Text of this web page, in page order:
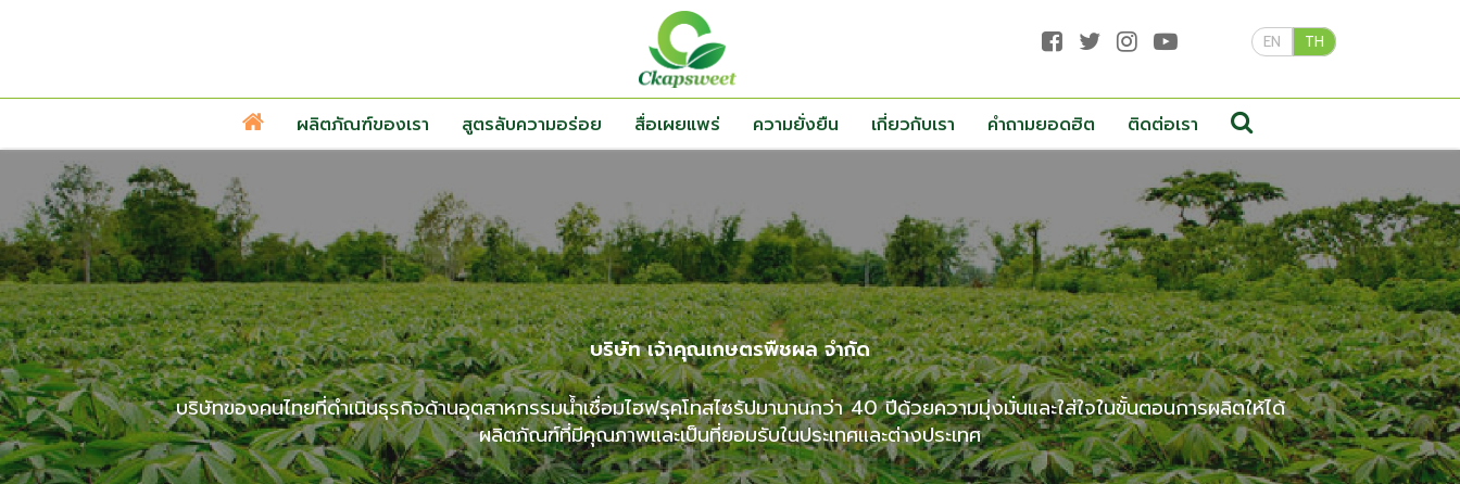
EN TH
ผลิตภัณฑ์ของเรา สูตรลับความอร่อย สื่อเผยแพร่ ความยั่งยืน เกี่ยวกับเรา คำถามยอดฮิต ติดต่อเรา
บริษัท เจ้าคุณเกษตรพืชผล จำกัด
บริษัทของคนไทยที่ดำเนินธุรกิจด้านอุตสาหกรรมน้ำเชื่อมไฮฟรุคโทสไซรัปมานานกว่า 40 ปีด้วยความมุ่งมั่นและใส่ใจในขั้นตอนการผลิตให้ได้
ผลิตภัณฑ์ที่มีคุณภาพและเป็นที่ยอมรับในประเทศและต่างประเทศ